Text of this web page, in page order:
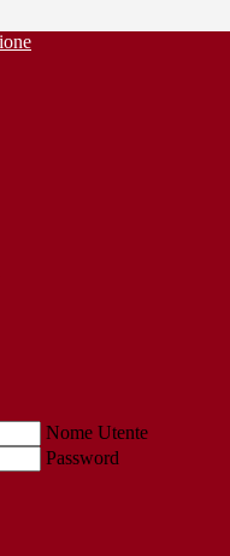
Nome Utente
Password